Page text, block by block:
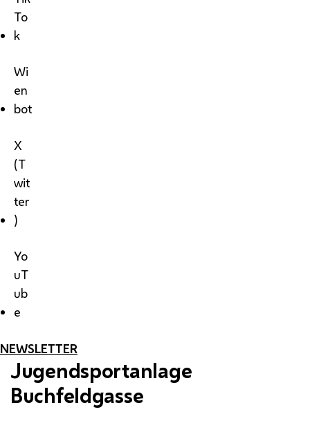
To
k
Wi
en
bot
X
(T
wit
ter
)
Yo
uT
ub
e
NEWSLETTER
Jugendsportanlage
Buchfeldgasse